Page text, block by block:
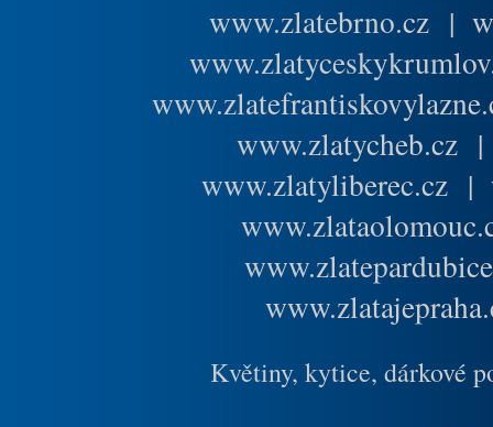
www.zlatebrno.cz |
www.zlatycheb.cz
www.zlatyliberec.cz |
Květiny, kytice, dárkové